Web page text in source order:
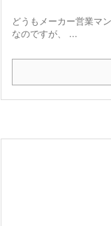
どうもメーカー営業マ
なのですが、 ...